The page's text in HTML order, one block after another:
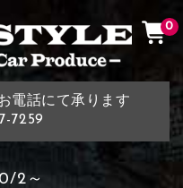
電話にて承ります
7259
0
2～